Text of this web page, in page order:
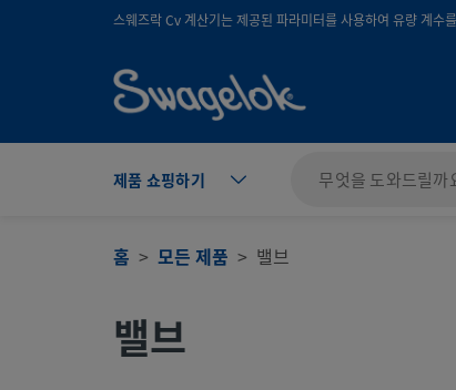
text.skipToContent
text.skipToNavigation스웨즈락 Cv 계산기는 제공된 파라미터를 사용하여 유량 계수
제품 쇼핑하기
홈 모든 제품 밸브
밸브